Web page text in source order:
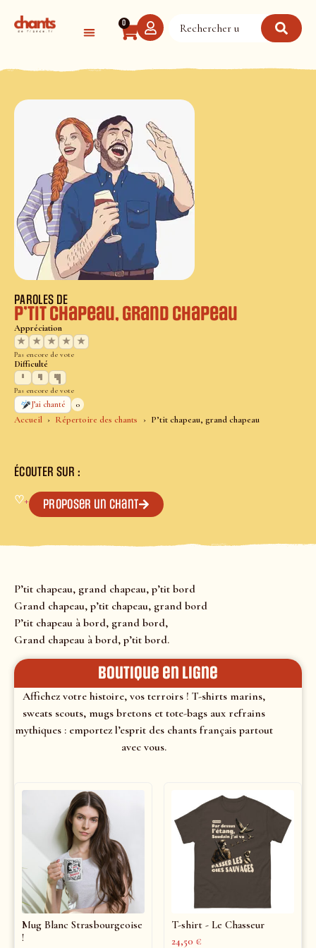
0
Accueil Répertoire des chants P’tit chapeau, grand chapeau
PAROLES DE
P’tit chapeau, grand chapeau
Appréciation
★
★ ★ ★ ★
Pas encore de vote
Difficulté
Pas encore de vote
J’ai chanté
0
ÉCOUTER SUR :
♡+ Proposer un chant
P’tit chapeau, grand chapeau, p’tit bord
Grand chapeau, p’tit chapeau, grand bord
P’tit chapeau à bord, grand bord,
Grand chapeau à bord, p’tit bord.
Boutique en ligne
Affichez votre histoire, vos terroirs ! T-shirts marins,
sweats scouts, mugs bretons et tote-bags aux refrains
mythiques : emportez l’esprit des chants français partout
avec vous.
Mug Blanc Strasbourgeoise
!
T-shirt - Le Chasseur
24,50 €